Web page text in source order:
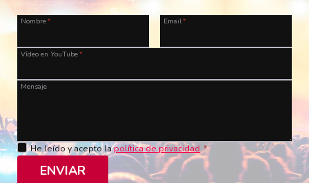
ES, A Coruña, Morriña Festival
28/07/2023
CPita Music
Nombre* Email*
Vídeo en YouTube*
Mensaje
He leído y acepto lapolítica de privacidad.*
ENVIAR